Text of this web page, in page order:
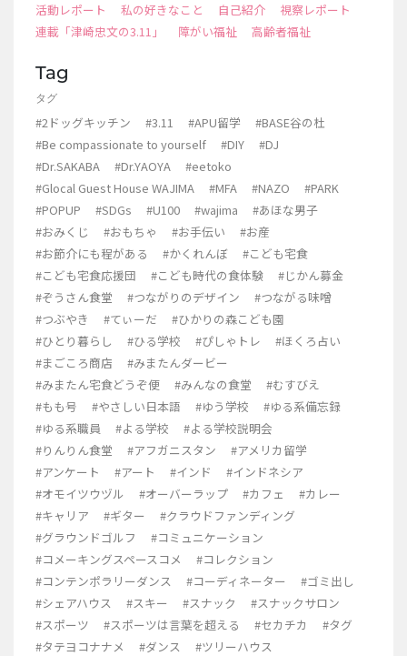
活動レポート
私の好きなこと 自己紹介
視察レポート
連載「津崎忠文の3.11」
障がい福祉 高齢者福祉
Tag
タグ
#2ドッグキッチン #3.11 #APU留学
#BASE谷の杜
#Be compassionate to yourself
#DIY
#DJ
#Dr.SAKABA
#Dr.YAOYA
#eetoko
#Glocal Guest House WAJIMA
#MFA #NAZO
#PARK
#POPUP
#SDGs #U100 #wajima
#あほな男子
#おみくじ
#おもちゃ #お手伝い
#お産
#お節介にも程がある
#かくれんぼ
#こども宅食
#こども宅食応援団
#こども時代の食体験
#じかん募金
#ぞうさん食堂
#つながりのデザイン
#つながる味噌
#つぶやき
#てぃーだ
#ひかりの森こども園
#ひとり暮らし
#ひる学校 #ぴしゃトレ
#ほくろ占い
#まごころ商店
#みまたんダービー
#みまたん宅食どうぞ便
#みんなの食堂
#むすびえ
#もも号
#やさしい日本語 #ゆう学校
#ゆる系備忘録
#ゆる系職員
#よる学校
#よる学校説明会
#りんりん食堂
#アフガニスタン
#アメリカ留学
#アンケート
#アート #インド
#インドネシア
#オモイツウヅル
#オーバーラップ #カフェ
#カレー
#キャリア
#ギター
#クラウドファンディング
#グラウンドゴルフ
#コミュニケーション
#コメーキングスペースコメ
#コレクション
#コンテンポラリーダンス
#コーディネーター
#ゴミ出し
#シェアハウス
#スキー #スナック
#スナックサロン
#スポーツ
#スポーツは言葉を超える #セカチカ
#タグ
#タテヨコナナメ
#ダンス #ツリーハウス